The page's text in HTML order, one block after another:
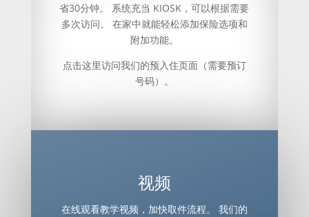
省30分钟。 系统充当 KIOSK，可以根据需要
多次访问。 在家中就能轻松添加保险选项和
附加功能。
点击这里访问我们的预入住页面（需要预订
号码）。
视频
在线观看教学视频，加快取件流程。 我们的